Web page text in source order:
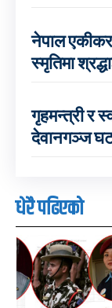
नेपाल
स्मृतिमा
गृहमन्त्री र
देवानगञ्ज
धेरै पढिएको